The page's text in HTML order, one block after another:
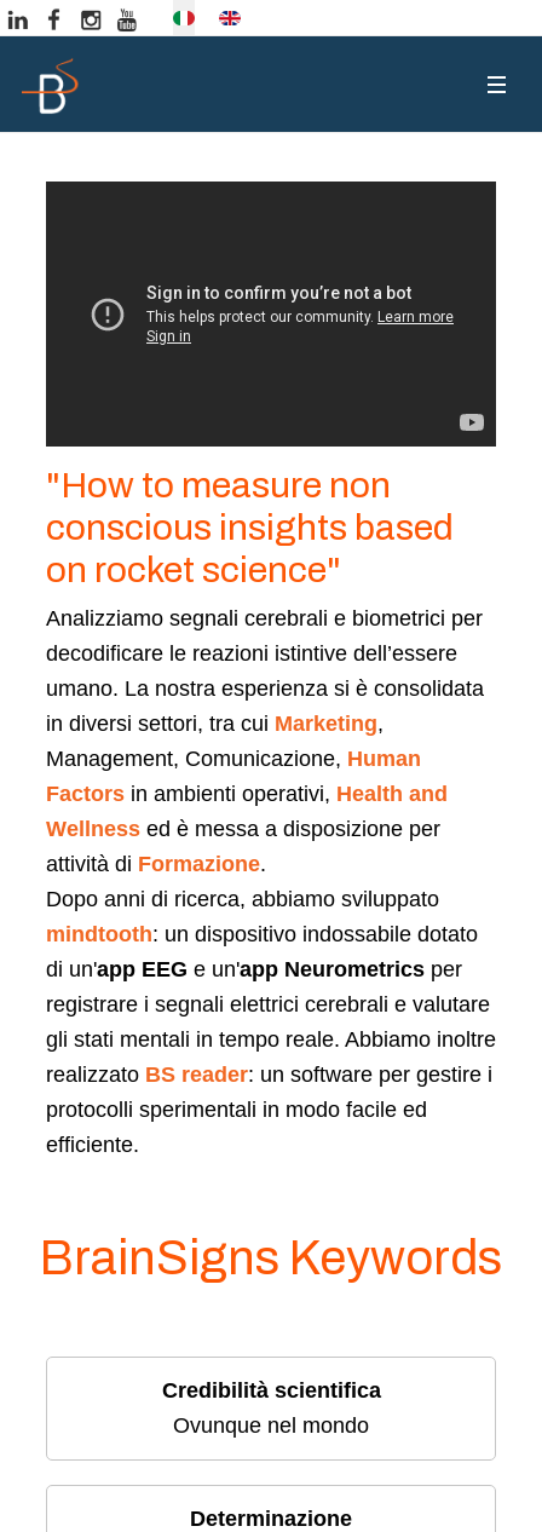
Seleziona la tua lingua
"How to measure non
conscious insights based
on rocket science"
Analizziamo segnali cerebrali e biometrici per
decodificare le reazioni istintive dell’essere
umano. La nostra esperienza si è consolidata
in diversi settori, tra cui Marketing,
Management, Comunicazione, Human
Factors in ambienti operativi, Health and
Wellness ed è messa a disposizione per
attività di Formazione.
Dopo anni di ricerca, abbiamo sviluppato
mindtooth: un dispositivo indossabile dotato
di un'app EEG e un'app Neurometrics per
registrare i segnali elettrici cerebrali e valutare
gli stati mentali in tempo reale. Abbiamo inoltre
realizzato BS reader: un software per gestire i
protocolli sperimentali in modo facile ed
efficiente.
BrainSigns Keywords
Credibilità scientifica
Ovunque nel mondo
Determinazione